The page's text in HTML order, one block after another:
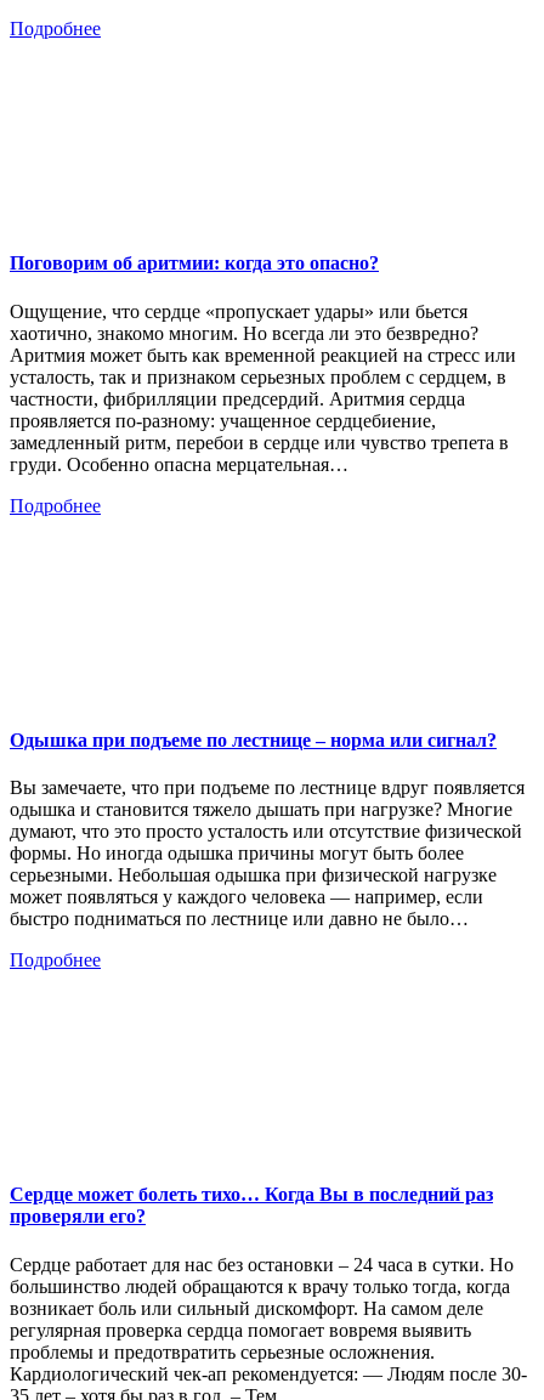
Подробнее
Поговорим об аритмии: когда это опасно?
Ощущение, что сердце «пропускает удары» или бьется
хаотично, знакомо многим. Но всегда ли это безвредно?
Аритмия может быть как временной реакцией на стресс или
усталость, так и признаком серьезных проблем с сердцем, в
частности, фибрилляции предсердий. Аритмия сердца
проявляется по-разному: учащенное сердцебиение,
замедленный ритм, перебои в сердце или чувство трепета в
груди. Особенно опасна мерцательная…
Подробнее
Одышка при подъеме по лестнице – норма или сигнал?
Вы замечаете, что при подъеме по лестнице вдруг появляется
одышка и становится тяжело дышать при нагрузке? Многие
думают, что это просто усталость или отсутствие физической
формы. Но иногда одышка причины могут быть более
серьезными. Небольшая одышка при физической нагрузке
может появляться у каждого человека — например, если
быстро подниматься по лестнице или давно не было…
Подробнее
Сердце может болеть тихо… Когда Вы в последний раз
проверяли его?
Сердце работает для нас без остановки – 24 часа в сутки. Но
большинство людей обращаются к врачу только тогда, когда
возникает боль или сильный дискомфорт. На самом деле
регулярная проверка сердца помогает вовремя выявить
проблемы и предотвратить серьезные осложнения.
Кардиологический чек-ап рекомендуется: — Людям после 30-
35 лет – хотя бы раз в год. – Тем,…